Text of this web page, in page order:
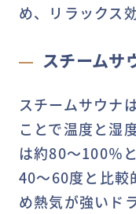
め、リラックス
スチームサ
スチームサウナ
ことで温度と湿
は約80～100％
40～60度と比較
め熱気が強いド